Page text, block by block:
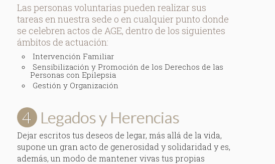
Las personas voluntarias pueden realizar sus
tareas en nuestra sede o en cualquier punto donde
se celebren actos de AGE, dentro de los siguientes
ámbitos de actuación:
Intervención Familiar
Sensibilización y Promoción de los Derechos de las
Personas con Epilepsia
Gestión y Organización
4 Legados y Herencias
Dejar escritos tus deseos de legar, más allá de la vida,
supone un gran acto de generosidad y solidaridad y es,
además, un modo de mantener vivas tus propias